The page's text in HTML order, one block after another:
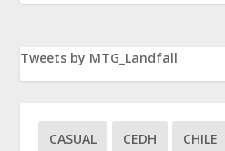
Tweets by MTG_Landfall
CASUAL CEDH CHILE